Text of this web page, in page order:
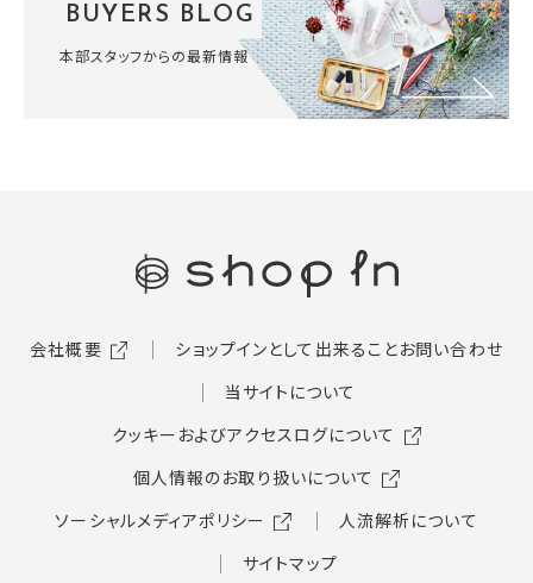
BUYERS BLOG
本部スタッフからの最新情報
会社概要 ショップインとして出来ることお問い合わせ
当サイトについて
クッキーおよびアクセスログについて
個人情報のお取り扱いについて
ソーシャルメディアポリシー
人流解析について
サイトマップ